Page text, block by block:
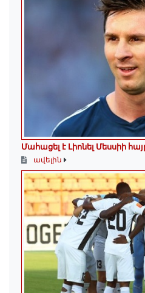
Մահացել է Լիոնել Մեսսիի
ավելին